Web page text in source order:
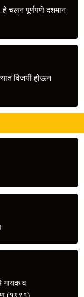
चलन पूर्णपणे दशमान
विजयी होऊन
गायक व
(१९९१)